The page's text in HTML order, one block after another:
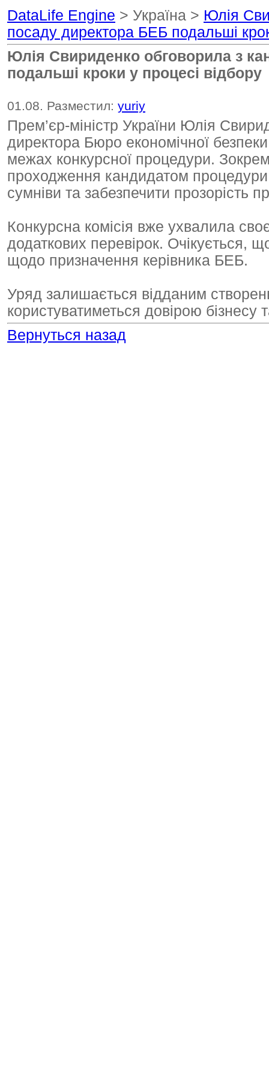
DataLife Engine > Україна > Юлія
посаду директора БЕБ подальші
Юлія Свириденко обговорила з
подальші кроки у процесі відбору
01.08. Разместил: yuriy
Прем’єр-міністр України Юлія
директора Бюро економічної
межах конкурсної процедури.
проходження кандидатом
сумніви та забезпечити прозорість
Конкурсна комісія вже ухвалила
додаткових перевірок.
щодо призначення керівника БЕБ.
Уряд залишається відданим
користуватиметься довірою бізнесу
Вернуться назад